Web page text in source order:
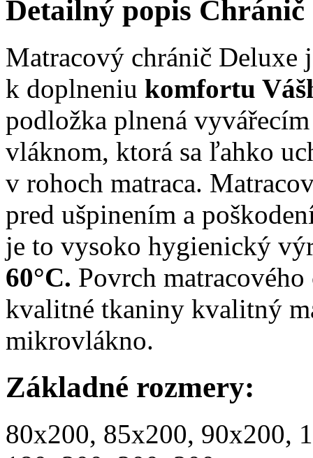
Detailný popis
Matracový chránič
k doplneniu komfortu
podložka plnená
vláknom, ktorá sa ľahko
v rohoch matraca.
pred ušpinením a
je to vysoko hygienický
60°C. Povrch
kvalitné tkaniny kvalitný
mikrovlákno.
Základné rozmery:
80x200, 85x200, 90x200,